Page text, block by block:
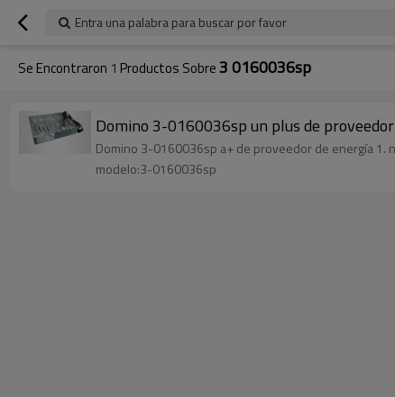
Entra una palabra para buscar por favor
Se Encontraron 1 Productos Sobre3 0160036sp
Domino 3-0160036sp un plus de
Domino 3-0160036sp a+ de proveedor de energía 1.
modelo:3-0160036sp